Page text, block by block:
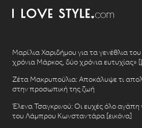
Μαρίλια Χαριδήμου για τα γενέθλια
χρόνια Μάρκος, δύο χρόνια ευτυχίας»
Ζέτα Μακρυπούλια: Αποκάλυψε τι
στην προσωπική της ζωή
Έλενα Τσαγκρινού: Οι ευχές όλο αγάπη
του Λάμπρου Κωνσταντάρα [εικόνα]